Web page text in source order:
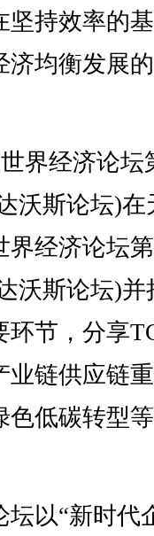
坚持效率的
济均衡发展
界经济论坛
沃斯论坛)在
界经济论坛
沃斯论坛)并
环节，分享
业链供应链
色低碳转型
以“新时代